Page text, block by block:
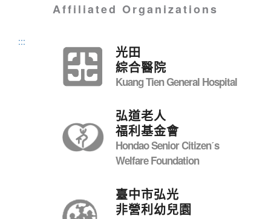
Affiliated Organizations
:::
光田
綜合醫院
Kuang Tien General Hospital
弘道老人
福利基金會
Hondao Senior Citizenˊs
Welfare Foundation
臺中市弘光
非營利幼兒園